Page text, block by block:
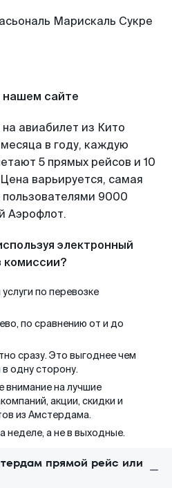
нашем сайте
авиабилет из Кито
в году, каждую
5 прямых рейсов и 10
варьируется, самая
9000
Аэрофлот.
электронный
комиссии?
по перевозке
по сравнению от и до
сразу. Это выгоднее чем
одну сторону.
внимание на лучшие
акции, скидки и
из Амстердама.
неделе, а не в выходные.
прямой рейс или